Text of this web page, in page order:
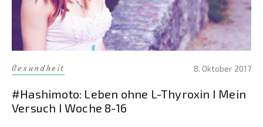
Gesundheit 8. Oktober 2017
#Hashimoto: Leben ohne L-Thyroxin I Mein
Versuch I Woche 8-16